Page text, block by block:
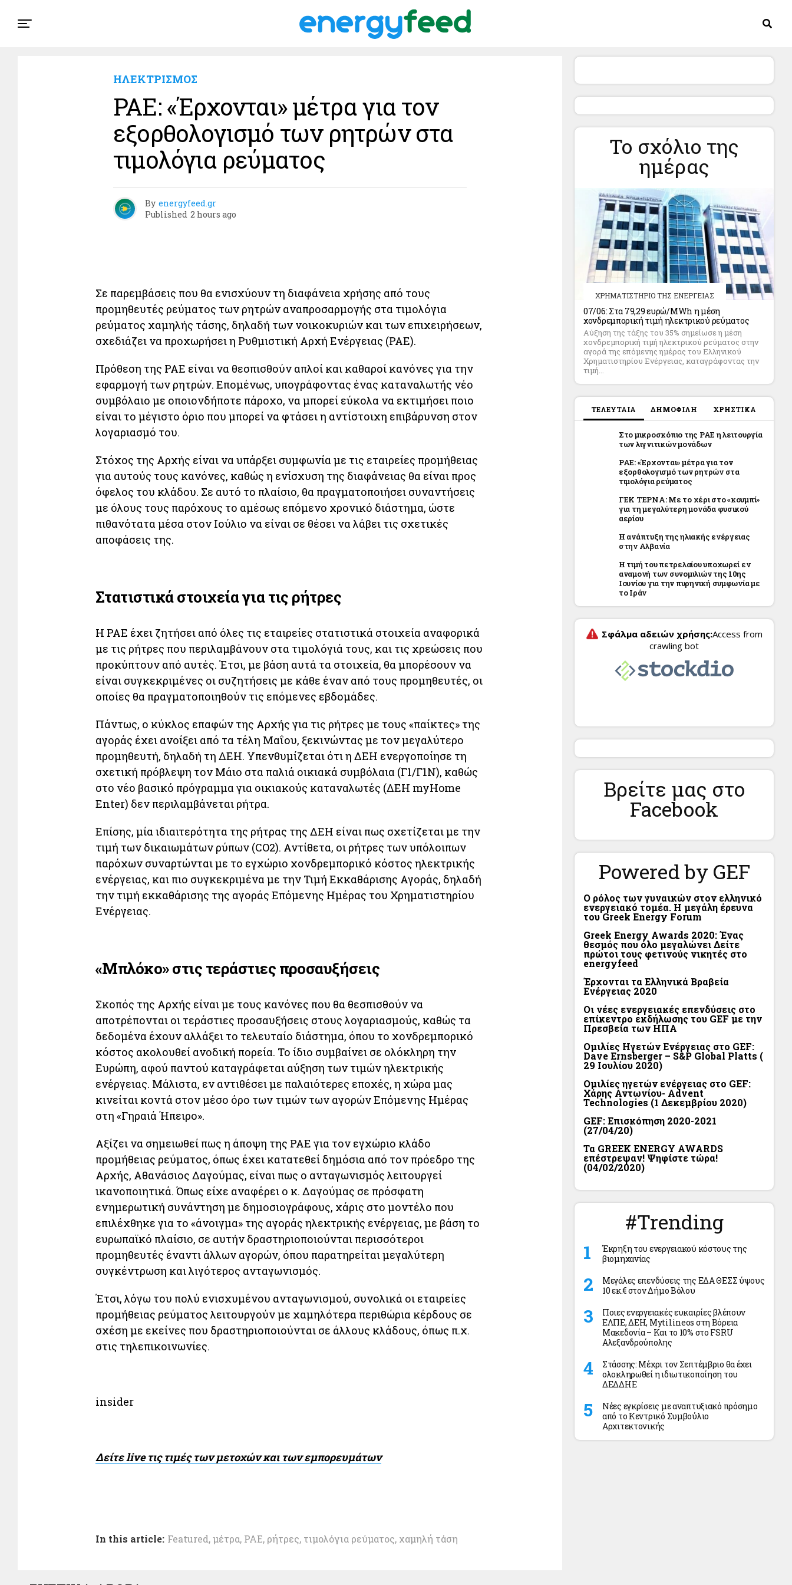
ΗΛΕΚΤΡΙΣΜΟΣ
ΡΑΕ: «Έρχονται» μέτρα για τον
εξορθολογισμό των ρητρών στα
τιμολόγια ρεύματος
By energyfeed.gr
Published 2 hours ago
Σε παρεμβάσεις που θα ενισχύουν τη διαφάνεια χρήσης από τους
προμηθευτές ρεύματος των ρητρών αναπροσαρμογής στα τιμολόγια
ρεύματος χαμηλής τάσης, δηλαδή των νοικοκυριών και των επιχειρήσεων,
σχεδιάζει να προχωρήσει η Ρυθμιστική Αρχή Ενέργειας (ΡΑΕ).
Πρόθεση της ΡΑΕ είναι να θεσπισθούν απλοί και καθαροί κανόνες για την
εφαρμογή των ρητρών. Επομένως, υπογράφοντας ένας καταναλωτής νέο
συμβόλαιο με οποιονδήποτε πάροχο, να μπορεί εύκολα να εκτιμήσει ποιο
είναι το μέγιστο όριο που μπορεί να φτάσει η αντίστοιχη επιβάρυνση στον
λογαριασμό του.
Στόχος της Αρχής είναι να υπάρξει συμφωνία με τις εταιρείες προμήθειας
για αυτούς τους κανόνες, καθώς η ενίσχυση της διαφάνειας θα είναι προς
όφελος του κλάδου. Σε αυτό το πλαίσιο, θα πραγματοποιήσει συναντήσεις
με όλους τους παρόχους το αμέσως επόμενο χρονικό διάστημα, ώστε
πιθανότατα μέσα στον Ιούλιο να είναι σε θέσει να λάβει τις σχετικές
αποφάσεις της.
Στατιστικά στοιχεία για τις ρήτρες
Η ΡΑΕ έχει ζητήσει από όλες τις εταιρείες στατιστικά στοιχεία αναφορικά
με τις ρήτρες που περιλαμβάνουν στα τιμολόγιά τους, και τις χρεώσεις που
προκύπτουν από αυτές. Έτσι, με βάση αυτά τα στοιχεία, θα μπορέσουν να
είναι συγκεκριμένες οι συζητήσεις με κάθε έναν από τους προμηθευτές, οι
οποίες θα πραγματοποιηθούν τις επόμενες εβδομάδες.
Πάντως, ο κύκλος επαφών της Αρχής για τις ρήτρες με τους «παίκτες» της
αγοράς έχει ανοίξει από τα τέλη Μαΐου, ξεκινώντας με τον μεγαλύτερο
προμηθευτή, δηλαδή τη ΔΕΗ. Υπενθυμίζεται ότι η ΔΕΗ ενεργοποίησε τη
σχετική πρόβλεψη τον Μάιο στα παλιά οικιακά συμβόλαια (Γ1/Γ1Ν), καθώς
στο νέο βασικό πρόγραμμα για οικιακούς καταναλωτές (ΔΕΗ myHome
Enter) δεν περιλαμβάνεται ρήτρα.
Επίσης, μία ιδιαιτερότητα της ρήτρας της ΔΕΗ είναι πως σχετίζεται με την
τιμή των δικαιωμάτων ρύπων (CO2). Αντίθετα, οι ρήτρες των υπόλοιπων
παρόχων συναρτώνται με το εγχώριο χονδρεμπορικό κόστος ηλεκτρικής
ενέργειας, και πιο συγκεκριμένα με την Τιμή Εκκαθάρισης Αγοράς, δηλαδή
την τιμή εκκαθάρισης της αγοράς Επόμενης Ημέρας του Χρηματιστηρίου
Ενέργειας.
«Μπλόκο» στις τεράστιες προσαυξήσεις
Σκοπός της Αρχής είναι με τους κανόνες που θα θεσπισθούν να
αποτρέπονται οι τεράστιες προσαυξήσεις στους λογαριασμούς, καθώς τα
δεδομένα έχουν αλλάξει το τελευταίο διάστημα, όπου το χονδρεμπορικό
κόστος ακολουθεί ανοδική πορεία. Το ίδιο συμβαίνει σε ολόκληρη την
Ευρώπη, αφού παντού καταγράφεται αύξηση των τιμών ηλεκτρικής
ενέργειας. Μάλιστα, εν αντιθέσει με παλαιότερες εποχές, η χώρα μας
κινείται κοντά στον μέσο όρο των τιμών των αγορών Επόμενης Ημέρας
στη «Γηραιά Ήπειρο».
Αξίζει να σημειωθεί πως η άποψη της ΡΑΕ για τον εγχώριο κλάδο
προμήθειας ρεύματος, όπως έχει κατατεθεί δημόσια από τον πρόεδρο της
Αρχής, Αθανάσιος Δαγούμας, είναι πως ο ανταγωνισμός λειτουργεί
ικανοποιητικά. Όπως είχε αναφέρει ο κ. Δαγούμας σε πρόσφατη
ενημερωτική συνάντηση με δημοσιογράφους, χάρις στο μοντέλο που
επιλέχθηκε για το «άνοιγμα» της αγοράς ηλεκτρικής ενέργειας, με βάση το
ευρωπαϊκό πλαίσιο, σε αυτήν δραστηριοποιούνται περισσότεροι
προμηθευτές έναντι άλλων αγορών, όπου παρατηρείται μεγαλύτερη
συγκέντρωση και λιγότερος ανταγωνισμός.
Έτσι, λόγω του πολύ ενισχυμένου ανταγωνισμού, συνολικά οι εταιρείες
προμήθειας ρεύματος λειτουργούν με χαμηλότερα περιθώρια κέρδους σε
σχέση με εκείνες που δραστηριοποιούνται σε άλλους κλάδους, όπως π.χ.
στις τηλεπικοινωνίες.
insider
Δείτε live τις τιμές των μετοχών και των εμπορευμάτων
In this article: Featured,μέτρα, ΡΑΕ, ρήτρες, τιμολόγια ρεύματος, χαμηλή τάση
Το σχόλιο της
ημέρας
ΧΡΗΜΑΤΙΣΤΗΡΙΟ ΤΗΣ ΕΝΕΡΓΕΙΑΣ
07/06: Στα 79,29 ευρώ/MWh η μέση
χονδρεμπορική τιμή ηλεκτρικού ρεύματος
Αύξηση της τάξης του 35% σημείωσε η μέση
χονδρεμπορική τιμή ηλεκτρικού ρεύματος στην
αγορά της επόμενης ημέρας του Ελληνικού
Χρηματιστηρίου Ενέργειας, καταγράφοντας την
τιμή...
ΤΕΛΕΥΤΑΙΑ ΔΗΜΟΦΙΛΗ ΧΡΗΣΤΙΚΑ
Στο μικροσκόπιο της ΡΑΕ η λειτουργία
των λιγνιτικών μονάδων
ΡΑΕ: «Έρχονται» μέτρα για τον
εξορθολογισμό των ρητρών στα
τιμολόγια ρεύματος
ΓΕΚ ΤΕΡΝΑ: Με το χέρι στο «κουμπί»
για τη μεγαλύτερη μονάδα φυσικού
αερίου
Η ανάπτυξη της ηλιακής ενέργειας
στην Αλβανία
Η τιμή του πετρελαίου υποχωρεί εν
αναμονή των συνομιλιών της 10ης
Ιουνίου για την πυρηνική συμφωνία με
το Ιράν
Βρείτε μας στο
Facebook
Powered by GEF
Ο ρόλος των γυναικών στον ελληνικό
ενεργειακό τομέα. Η μεγάλη έρευνα
του Greek Energy Forum
Greek Energy Awards 2020: Ένας
θεσμός που όλο μεγαλώνει Δείτε
πρώτοι τους φετινούς νικητές στο
energyfeed
Έρχονται τα Ελληνικά Βραβεία
Ενέργειας 2020
Οι νέες ενεργειακές επενδύσεις στο
επίκεντρο εκδήλωσης του GEF με την
Πρεσβεία των ΗΠΑ
Ομιλίες Ηγετών Ενέργειας στο GEF:
Dave Ernsberger – S&P Global Platts (
29 Ιουλίου 2020)
Ομιλίες ηγετών ενέργειας στο GEF:
Χάρης Αντωνίου- Advent
Technologies (1 Δεκεμβρίου 2020)
GEF: Επισκόπηση 2020-2021
(27/04/20)
Τα GREEK ENERGY AWARDS
επέστρεψαν! Ψηφίστε τώρα!
(04/02/2020)
#Trending
Έκρηξη του ενεργειακού κόστους της
βιομηχανίας
Μεγάλες επενδύσεις της ΕΔΑ ΘΕΣΣ ύψους
10 εκ.€ στον Δήμο Βόλου
Ποιες ενεργειακές ευκαιρίες βλέπουν
ΕΛΠΕ, ΔΕΗ, Mytilineos στη Βόρεια
Μακεδονία – Και το 10% στο FSRU
Αλεξανδρούπολης
Στάσσης: Μέχρι τον Σεπτέμβριο θα έχει
ολοκληρωθεί η ιδιωτικοποίηση του
ΔΕΔΔΗΕ
Νέες εγκρίσεις με αναπτυξιακό πρόσημο
από το Κεντρικό Συμβούλιο
Αρχιτεκτονικής